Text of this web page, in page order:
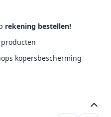
rekening bestellen!
producten
kopersbescherming